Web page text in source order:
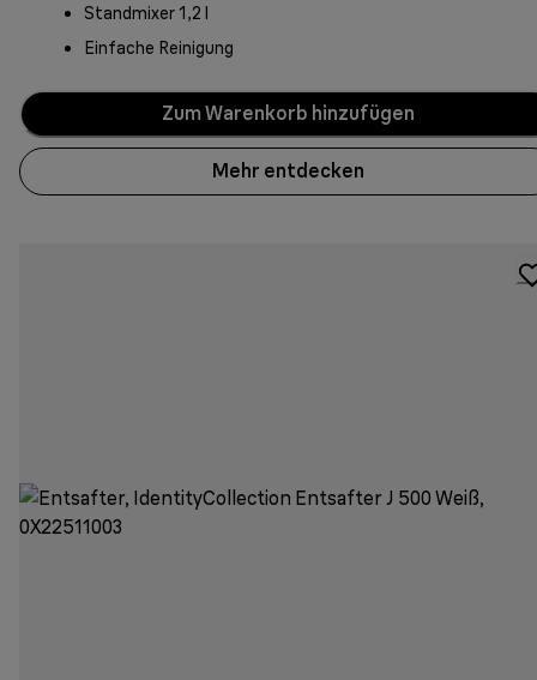
Standmixer 1,2 l
Einfache Reinigung
Zum Warenkorb hinzufügen
Mehr entdecken